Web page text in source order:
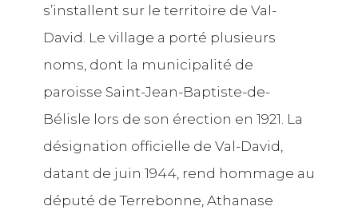
s’installent sur le territoire de Val-
David. Le village a porté plusieurs
noms, dont la municipalité de
paroisse Saint-Jean-Baptiste-de-
Bélisle lors de son érection en 1921. La
désignation officielle de Val-David,
datant de juin 1944, rend hommage au
député de Terrebonne, Athanase